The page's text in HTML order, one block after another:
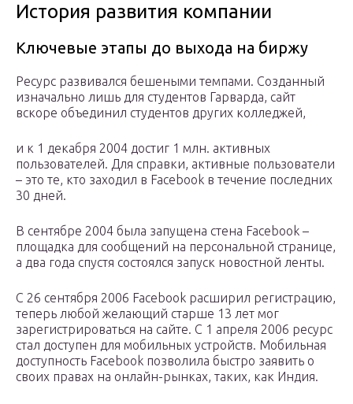
История развития компании
Ключевые этапы до выхода на биржу
Ресурс развивался бешеными темпами. Созданный
изначально лишь для студентов Гарварда, сайт
вскоре объединил студентов других колледжей,
и к 1 декабря 2004 достиг 1 млн. активных
пользователей. Для справки, активные пользователи
– это те, кто заходил в Facebook в течение последних
30 дней.
В сентябре 2004 была запущена стена Facebook –
площадка для сообщений на персональной странице,
а два года спустя состоялся запуск новостной ленты.
С 26 сентября 2006 Facebook расширил регистрацию,
теперь любой желающий старше 13 лет мог
зарегистрироваться на сайте. С 1 апреля 2006 ресурс
стал доступен для мобильных устройств. Мобильная
доступность Facebook позволила быстро заявить о
своих правах на онлайн-рынках, таких, как Индия.